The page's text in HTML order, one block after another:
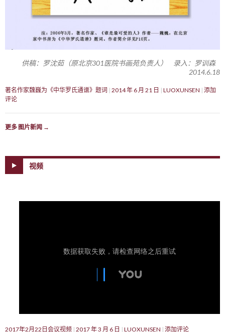
供稿：罗沈茹（原北京301医院书画苑负责人） 录入：罗训森
2014.6.18
著名作家魏巍为《中华罗氏通谱》题词 2014 年 6 月 21 日 LUOXUNSEN 添加
评论
更多 图片新闻 →
视频
2017年2月22日会议视频 2017 年 3 月 6 日 LUOXUNSEN 添加评论